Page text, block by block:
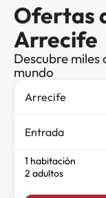
Ofertas
Arrecife
Descubre miles
mundo
Entrada
1 habitación
2 adultos